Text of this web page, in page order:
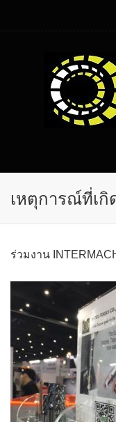
เหตุการณ์ที่เ
ร่วมงาน